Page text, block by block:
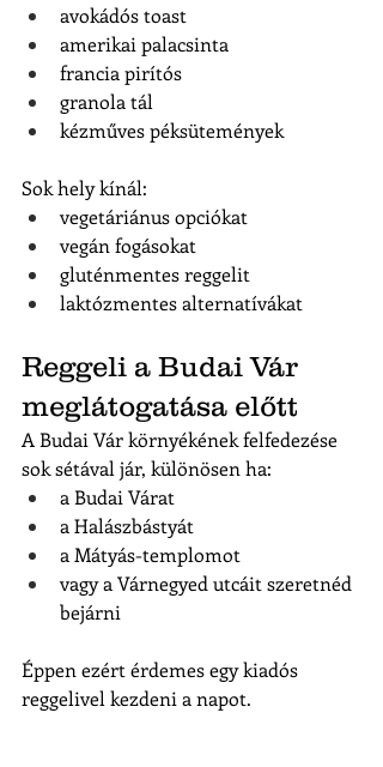
avokádós toast
amerikai palacsinta
francia pirítós
granola tál
kézműves péksütemények
Sok hely kínál:
vegetáriánus opciókat
vegán fogásokat
gluténmentes reggelit
laktózmentes alternatívákat
Reggeli a Budai Vár
meglátogatása előtt
A Budai Vár környékének felfedezése
sok sétával jár, különösen ha:
a Budai Várat
a Halászbástyát
a Mátyás-templomot
vagy a Várnegyed utcáit szeretnéd
bejárni
Éppen ezért érdemes egy kiadós
reggelivel kezdeni a napot.